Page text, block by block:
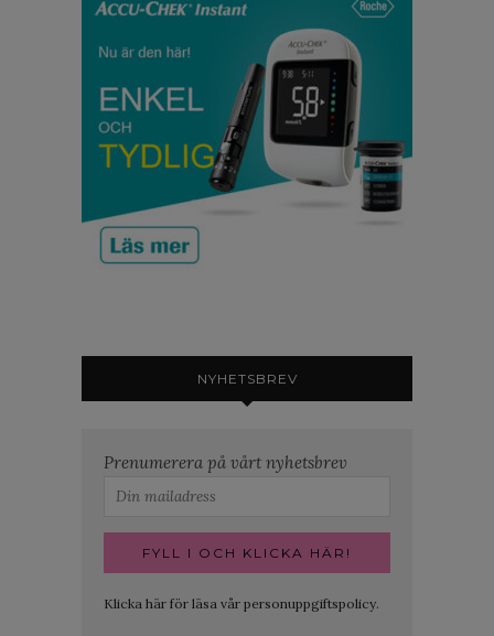
NYHETSBREV
Prenumerera på vårt nyhetsbrev
Klicka här för läsa vår personuppgiftspolicy.